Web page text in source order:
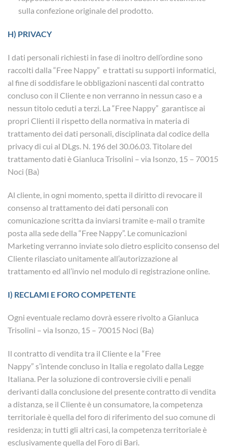
sulla confezione originale del prodotto.
H) PRIVACY
I dati personali richiesti in fase di inoltro dell’ordine sono
raccolti dalla “Free Nappy” e trattati su supporti informatici,
al fine di soddisfare le obbligazioni nascenti dal contratto
concluso con il Cliente e non verranno in nessun caso e a
nessun titolo ceduti a terzi. La “Free Nappy” garantisce ai
propri Clienti il rispetto della normativa in materia di
trattamento dei dati personali, disciplinata dal codice della
privacy di cui al DLgs. N. 196 del 30.06.03. Titolare del
trattamento dati è Gianluca Trisolini – via Isonzo, 15 – 70015
Noci (Ba)
Al cliente, in ogni momento, spetta il diritto di revocare il
consenso al trattamento dei dati personali con
comunicazione scritta da inviarsi tramite e-mail o tramite
posta alla sede della “Free Nappy”. Le comunicazioni
Marketing verranno inviate solo dietro esplicito consenso del
Cliente rilasciato unitamente all’autorizzazione al
trattamento ed all’invio nel modulo di registrazione online.
I) RECLAMI E FORO COMPETENTE
Ogni eventuale reclamo dovrà essere rivolto a Gianluca
Trisolini – via Isonzo, 15 – 70015 Noci (Ba)
Il contratto di vendita tra il Cliente e la “Free
Nappy” s’intende concluso in Italia e regolato dalla Legge
Italiana. Per la soluzione di controversie civili e penali
derivanti dalla conclusione del presente contratto di vendita
a distanza, se il Cliente è un consumatore, la competenza
territoriale è quella del foro di riferimento del suo comune di
residenza; in tutti gli altri casi, la competenza territoriale è
esclusivamente quella del Foro di Bari.